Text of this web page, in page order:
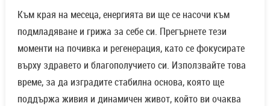
Към края на месеца, енергията ви ще се насочи към
подмладяване и грижа за себе си. Прегърнете тези
моменти на почивка и регенерация, като се фокусирате
върху здравето и благополучието си. Използвайте това
време, за да изградите стабилна основа, която ще
поддържа живия и динамичен живот, който ви очаква